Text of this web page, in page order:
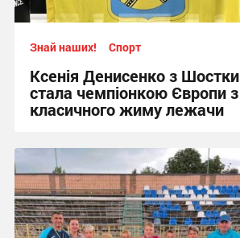
Знай наших! Спорт
Ксенія Денисенко з Шостки
стала чемпіонкою Європи з
класичного жиму лежачи
17:09, 4.08.2026